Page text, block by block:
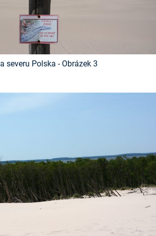
severu Polska - Obrázek 3